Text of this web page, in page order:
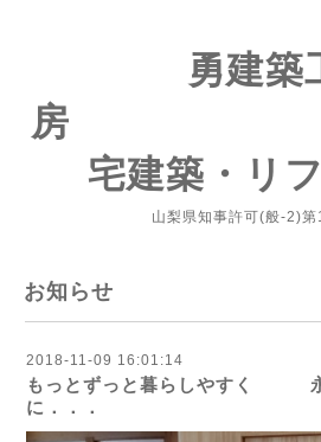
勇建築
房
宅建築・リ
山梨県知事許可(般-2)
お知らせ
2018-11-09 16:01:14
もっとずっと暮らしやすく 永
に．．．